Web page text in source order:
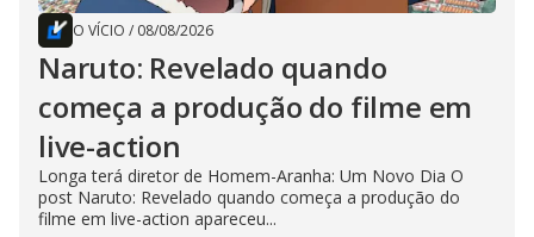
O VÍCIO / 08/08/2026
Naruto: Revelado quando
começa a produção do filme em
live-action
Longa terá diretor de Homem-Aranha: Um Novo Dia O
post Naruto: Revelado quando começa a produção do
filme em live-action apareceu...